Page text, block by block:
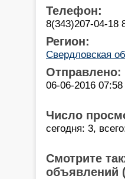
Телефон:
8(343)207-04-18
Регион:
Свердловская
Отправлено:
06-06-2016 07:58
Число
сегодня: 3,
Смотрите
объявлений